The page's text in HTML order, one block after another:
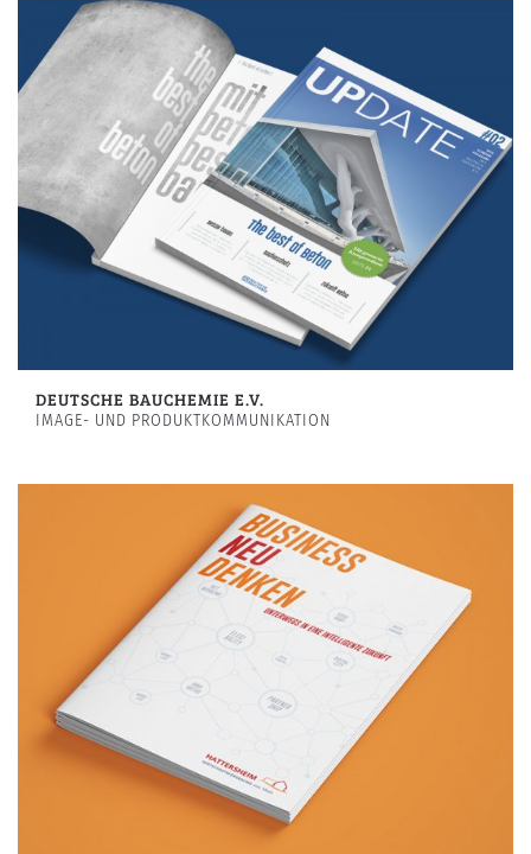
DEUTSCHE BAUCHEMIE E.V.
IMAGE- UND PRODUKTKOMMUNIKATION